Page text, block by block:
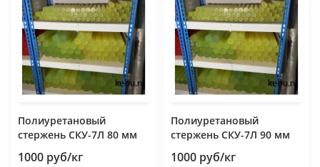
Полиуретановый
стержень СКУ-7Л 80 мм
1000 руб/кг
Полиуретановый
стержень СКУ-7Л 90 мм
1000 руб/кг